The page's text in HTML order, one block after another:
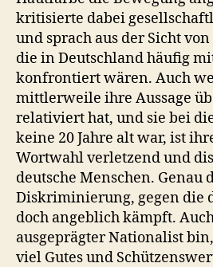
kritisierte dabei
und sprach aus der Sicht von
die in Deutschland häufig
konfrontiert wären. Auch
mittlerweile ihre Aussage
relativiert hat, und sie bei
keine 20 Jahre alt war, ist
Wortwahl verletzend und
deutsche Menschen. Genau
Diskriminierung, gegen die
doch angeblich kämpft.
ausgeprägter Nationalist
viel Gutes und